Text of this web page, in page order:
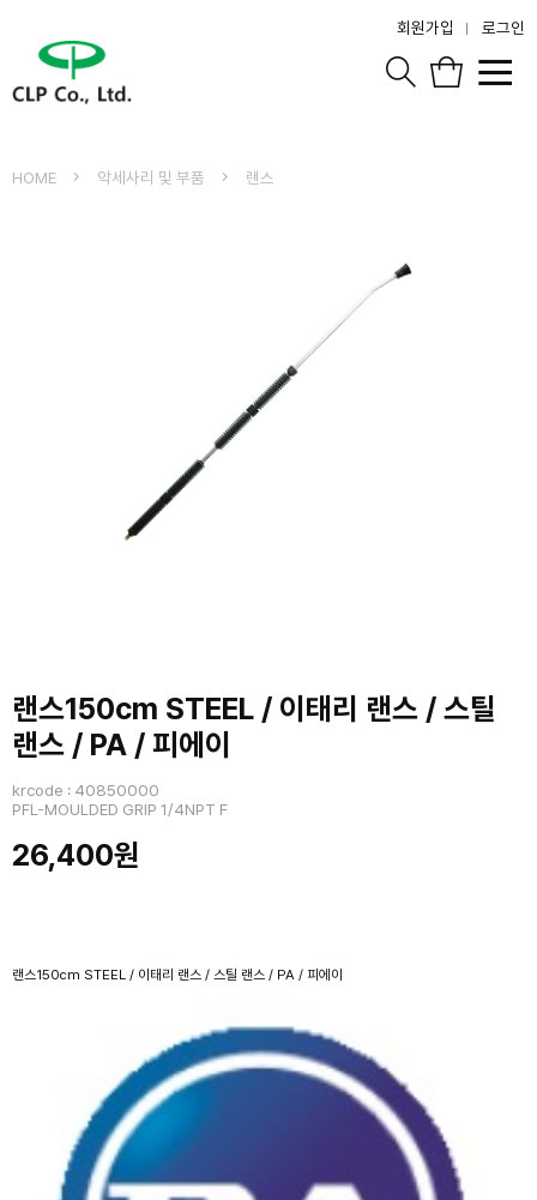
회원가입 로그인
HOME 악세사리 및 부품 랜스
랜스150cm STEEL / 이태리 랜스 / 스틸
랜스 / PA / 피에이
krcode : 40850000
PFL-MOULDED GRIP 1/4NPT F
26,400원
랜스150cm STEEL / 이태리 랜스 / 스틸 랜스 / PA / 피에이